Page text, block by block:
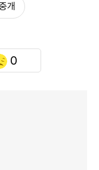
개
0